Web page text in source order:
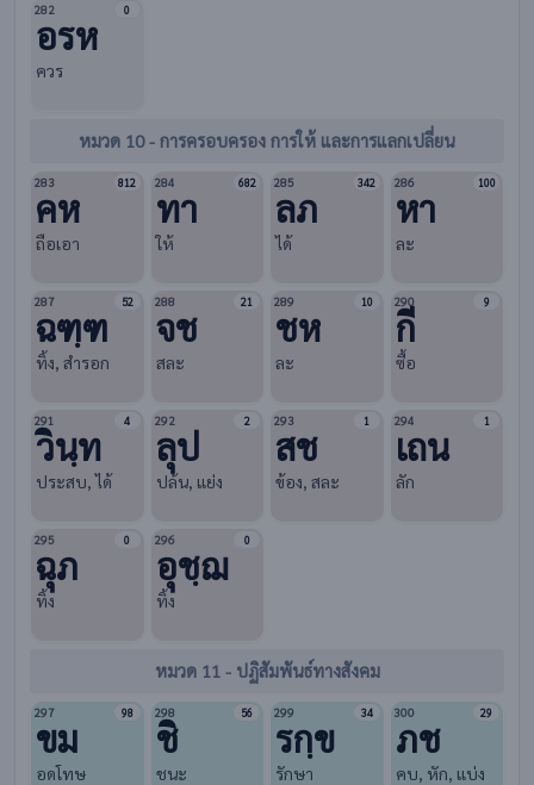
282 0
อรห
ควร
หมวด 10 - การครอบครอง การให้ และการแลกเปลี่ยน
283 812
คห
ถือเอา
284 682
ทา
ให้
285 342
ลภ
ได้
286 100
หา
ละ
287 52
ฉฑฺฑ
ทิ้ง, สำรอก
288 21
จช
สละ
289 10
ชห
ละ
290 9
กี
ซื้อ
291 4
วินฺท
ประสบ, ได้
292 2
ลุป
ปล้น, แย่ง
293 1
สช
ข้อง, สละ
294 1
เถน
ลัก
295 0
ฉุภ
ทิ้ง
296 0
อุชฺฌ
ทิ้ง
หมวด 11 - ปฏิสัมพันธ์ทางสังคม
297 98
ขม
อดโทษ
298 56
ชิ
ชนะ
299 34
รกฺข
รักษา
300 29
ภช
คบ, หัก, แบ่ง